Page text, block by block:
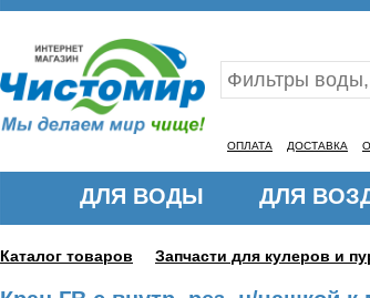
ОПЛАТА ДОСТАВКА
ДЛЯ ВОДЫ ДЛЯ
Каталог товаров Запчасти для кулеров и